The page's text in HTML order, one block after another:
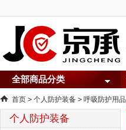
全部商品分类
首页 > 个人防护装备 > 呼吸防护用品
个人防护装备